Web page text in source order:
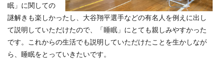
眠」に関しての
謎解きも楽しかったし、大谷翔平選手などの有名人を例えに出し
て説明していただけたので、「睡眠」にとても親しみやすかった
です。これからの生活でも説明していただけたことを生かしなが
ら、睡眠をとっていきたいです。